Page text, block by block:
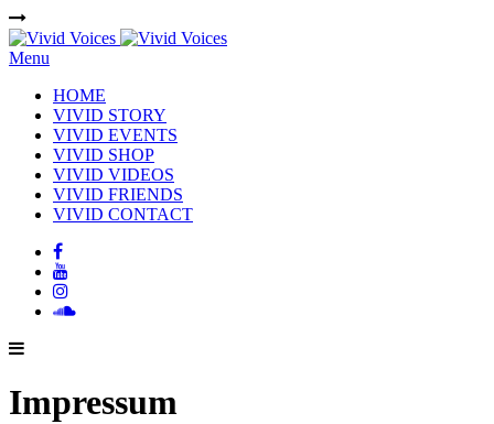
Menu
HOME
VIVID STORY
VIVID EVENTS
VIVID SHOP
VIVID VIDEOS
VIVID FRIENDS
VIVID CONTACT
Impressum